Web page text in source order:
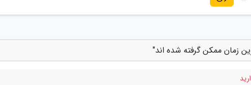
زمان ممکن گرفته شده اند"